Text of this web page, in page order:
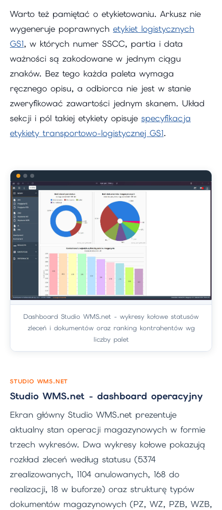
Warto też pamiętać o etykietowaniu. Arkusz nie
wygeneruje poprawnych etykiet logistycznych
GS1, w których numer SSCC, partia i data
ważności są zakodowane w jednym ciągu
znaków. Bez tego każda paleta wymaga
ręcznego opisu, a odbiorca nie jest w stanie
zweryfikować zawartości jednym skanem. Układ
sekcji i pól takiej etykiety opisuje specyfikacja
etykiety transportowo-logistycznej GS1.
Dashboard Studio WMS.net - wykresy kołowe statusów
zleceń i dokumentów oraz ranking kontrahentów wg
liczby palet
STUDIO WMS.NET
Studio WMS.net - dashboard operacyjny
Ekran główny Studio WMS.net prezentuje
aktualny stan operacji magazynowych w formie
trzech wykresów. Dwa wykresy kołowe pokazują
rozkład zleceń według statusu (5374
zrealizowanych, 1104 anulowanych, 168 do
realizacji, 18 w buforze) oraz strukturę typów
dokumentów magazynowych (PZ, WZ, PZB, WZB,